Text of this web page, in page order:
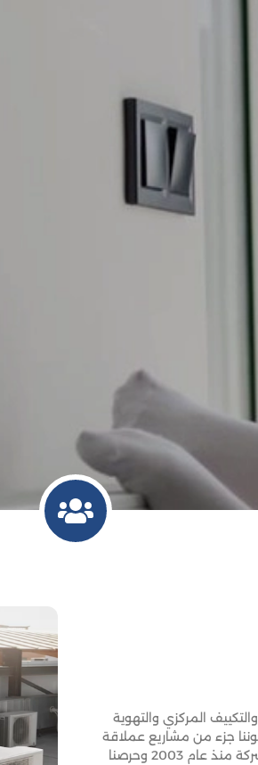
المركزي والتهوية
جزء من مشاريع عملاقة
في مصر بفضل الجهود المخلصة لأبناؤنــا فريق العمل بالشركة منذ عام 2003 وحرصنا